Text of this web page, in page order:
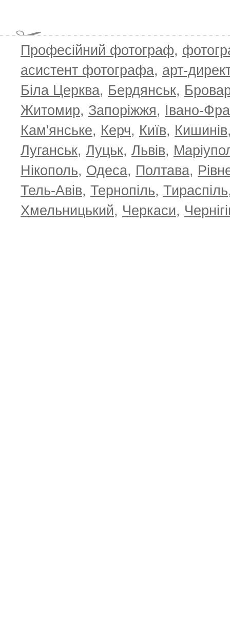
Професійний фотограф,
асистент фотографа, арт-
Біла Церква, Бердянськ,
Житомир, Запоріжжя, Івано-
Кам'янське, Керч, Київ, Кишинів
Луганськ, Луцьк, Львів,
Нікополь, Одеса, Полтава,
Тель-Авів, Тернопіль, Тираспіль
Хмельницький, Черкаси,